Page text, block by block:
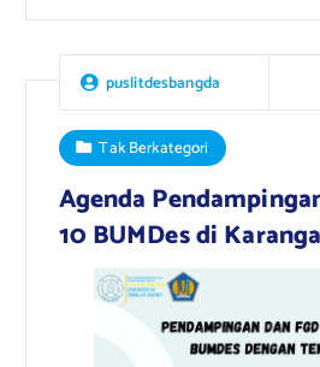
puslitdesbangda
Tak Berkategori
Agenda
10 BUMDes di